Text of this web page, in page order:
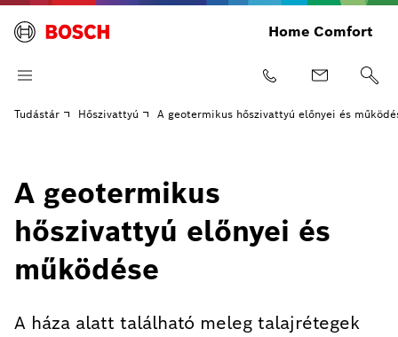
Home Comfort
Tudástár Hőszivattyú A geotermikus hőszivattyú előnyei és
A geotermikus
hőszivattyú előnyei és
működése
A háza alatt található meleg talajrétegek